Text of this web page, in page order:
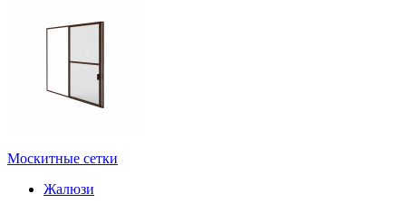
Москитные сетки
Жалюзи